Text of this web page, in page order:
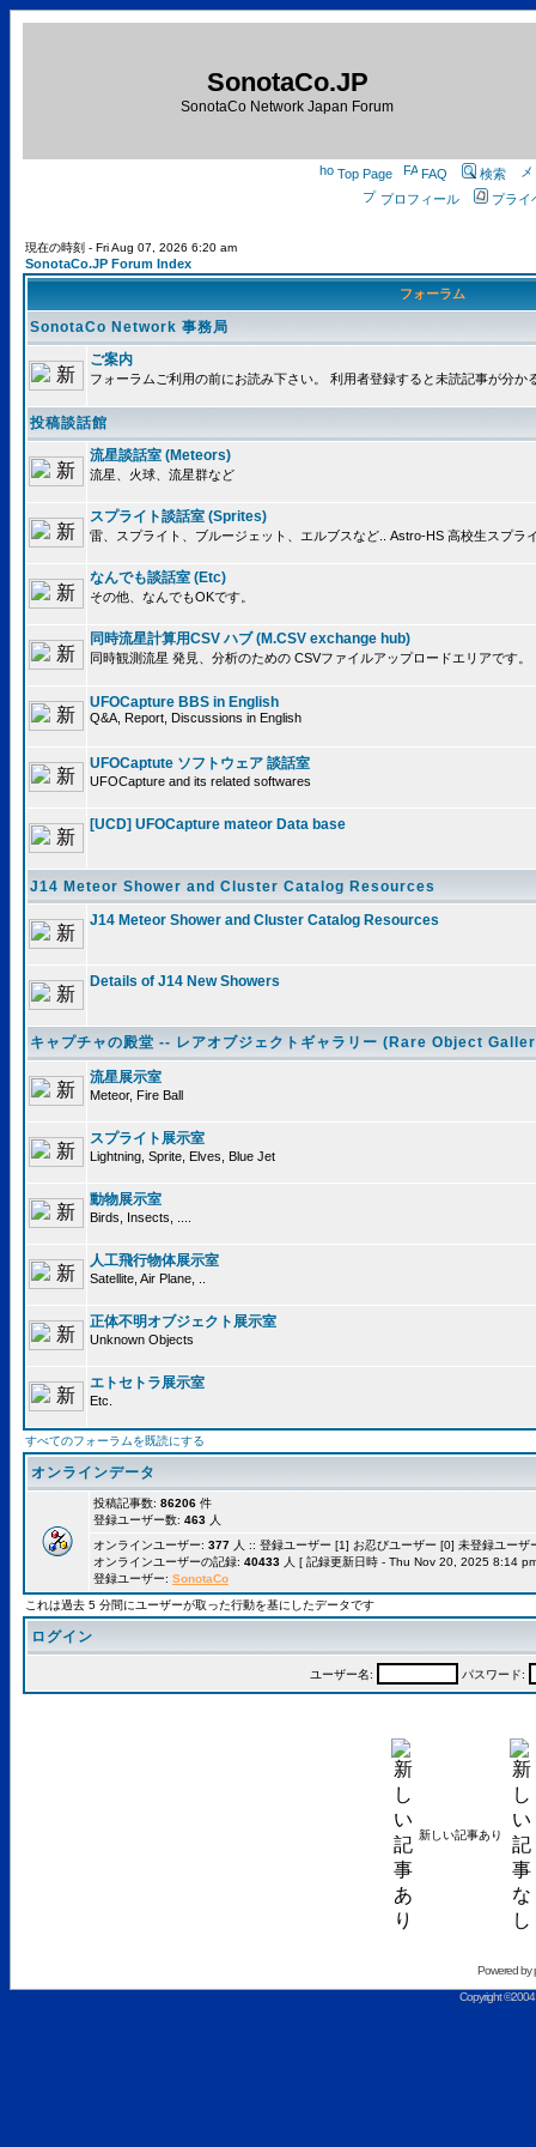
SonotaCo.JP
SonotaCo Network Japan Forum
Top Page FAQ
検索
プロフィール
プライ
現在の時刻 - Fri Aug 07, 2026 6:20 am
SonotaCo.JP Forum Index
フォーラム
SonotaCo Network 事務局
ご案内
フォーラムご利用の前にお読み下さい。 利用者登録すると未読記事が分か
投稿談話館
流星談話室 (Meteors)
流星、火球、流星群など
スプライト談話室 (Sprites)
雷、スプライト、ブルージェット、エルブスなど.. Astro-HS 高校生スプラ
なんでも談話室 (Etc)
その他、なんでもOKです。
同時流星計算用CSV ハブ (M.CSV exchange hub)
同時観測流星 発見、分析のための CSVファイルアップロードエリアです。
UFOCapture BBS in English
Q&A, Report, Discussions in English
UFOCaptute ソフトウェア 談話室
UFOCapture and its related softwares
[UCD] UFOCapture mateor Data base
J14 Meteor Shower and Cluster Catalog Resources
J14 Meteor Shower and Cluster Catalog Resources
Details of J14 New Showers
キャプチャの殿堂 -- レアオブジェクトギャラリー (Rare Object
流星展示室
Meteor, Fire Ball
スプライト展示室
Lightning, Sprite, Elves, Blue Jet
動物展示室
Birds, Insects, ....
人工飛行物体展示室
Satellite, Air Plane, ..
正体不明オブジェクト展示室
Unknown Objects
エトセトラ展示室
Etc.
すべてのフォーラムを既読にする
オンラインデータ
投稿記事数: 86206 件
登録ユーザー数: 463 人
オンラインユーザー: 377 人 :: 登録ユーザー [1] お忍びユーザー [0] 未登録ユー
オンラインユーザーの記録: 40433 人 [ 記録更新日時 - Thu Nov 20, 2025 8:14
登録ユーザー: SonotaCo
これは過去 5 分間にユーザーが取った行動を基にしたデータです
ログイン
ユーザー名: パスワード:
新しい記事あり
Powered by
Copyright ©2004